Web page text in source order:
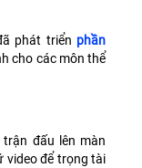
phát triển phần
cho các môn thể
đấu lên màn
video để trọng tài